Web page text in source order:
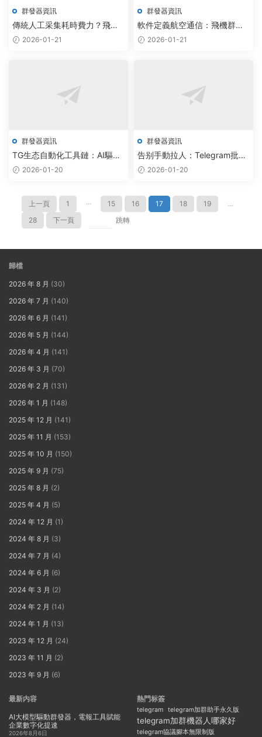
群發器資訊
傳統人工采集耗時費力？飛機
群發器+AI大模型重塑智能營銷
2026-01-21
群發器資訊
軟件定義航空通信：飛機群發
器與TG監聽系統如何用AI大模
2026-01-21
群發器資訊
TG生态自動化工具鏈：AI驅動
協同效率提升300%
2026-01-20
群發器資訊
告别手動拉人：Telegram批量
加群系統如何用AI實現自動化
2026-01-20
上一頁 1 ··· 15 16 17 18 19
...
28
下一頁 跳轉
歸檔
2026 年 8 月 (30)
2026 年 7 月 (140)
2026 年 6 月 (141)
2026 年 5 月 (144)
2026 年 4 月 (141)
2026 年 3 月 (70)
2026 年 2 月 (131)
2026 年 1 月 (148)
2025 年 12 月 (141)
2025 年 11 月 (153)
2025 年 10 月 (150)
2025 年 9 月 (75)
2025 年 8 月 (2)
2025 年 4 月 (5)
2024 年 12 月 (1)
2024 年 8 月 (3)
2024 年 7 月 (4)
2024 年 6 月 (6)
2024 年 3 月 (2)
2024 年 2 月 (14)
2024 年 1 月 (13)
2023 年 12 月 (24)
2023 年 11 月 (2)
2023 年 9 月 (6)
最新内容
AI大模型驅動群發器，電報工具賦能
企業數字化提速
2026年8月6日
熱門标簽
telegram telegram加群助手永久版
telegram加群機器人哪家好
telegram協議腳本無限制版